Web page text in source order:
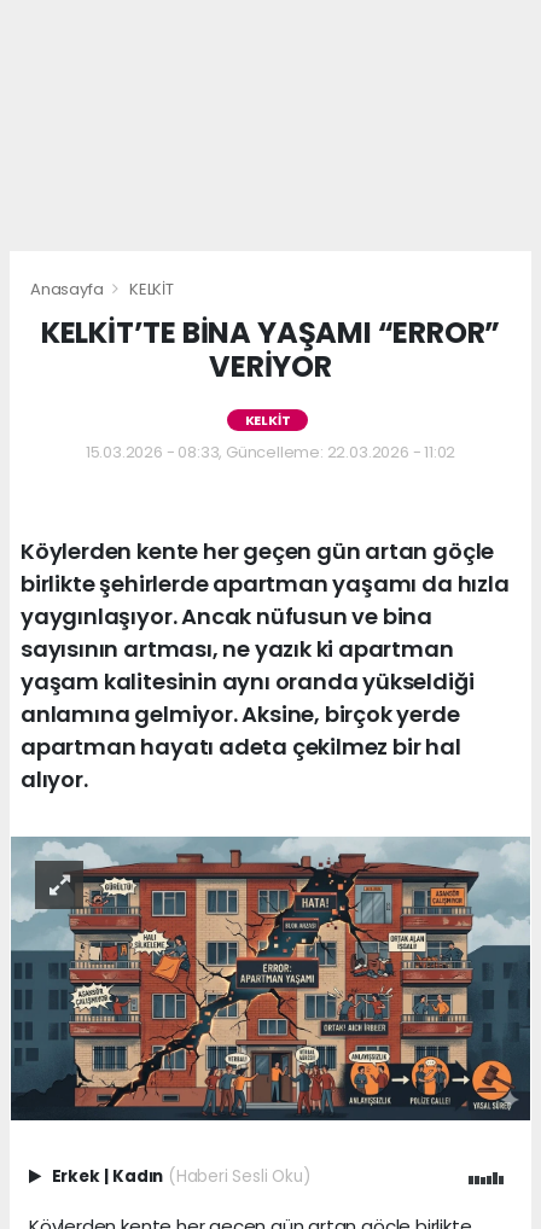
Anasayfa KELKİT
KELKİT’TE BİNA YAŞAMI “ERROR”
VERİYOR
KELKİT
15.03.2026 - 08:33, Güncelleme: 22.03.2026 - 11:02
Köylerden kente her geçen gün artan göçle
birlikte şehirlerde apartman yaşamı da hızla
yaygınlaşıyor. Ancak nüfusun ve bina
sayısının artması, ne yazık ki apartman
yaşam kalitesinin aynı oranda yükseldiği
anlamına gelmiyor. Aksine, birçok yerde
apartman hayatı adeta çekilmez bir hal
alıyor.
Erkek | Kadın (Haberi Sesli Oku)